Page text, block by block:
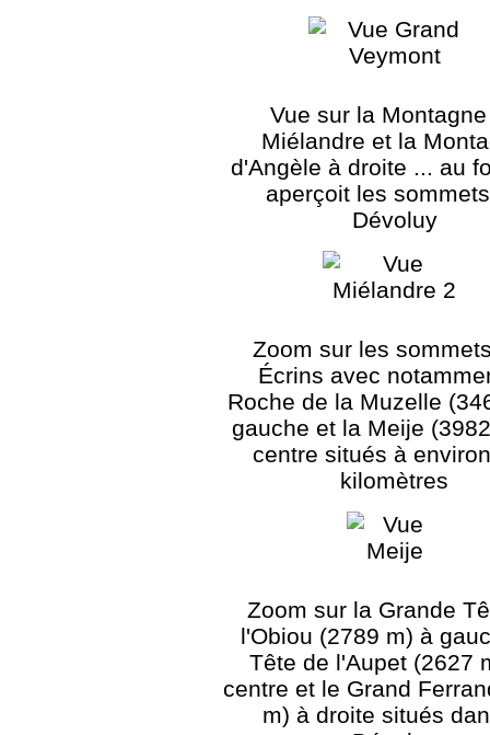
Vue sur la
Miélandre et la
d'Angèle à droite ... au
aperçoit les
Dévoluy
Zoom sur les
Écrins avec
Roche de la Muzelle
gauche et la Meije
centre situés à
kilomètres
Zoom sur la Grande
l'Obiou (2789 m) à
Tête de l'Aupet (2627
centre et le Grand
m) à droite situés